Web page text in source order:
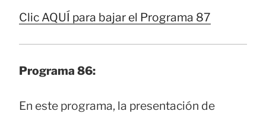
Clic AQUÍ para bajar el Programa 87
Programa 86:
En este programa, la presentación de